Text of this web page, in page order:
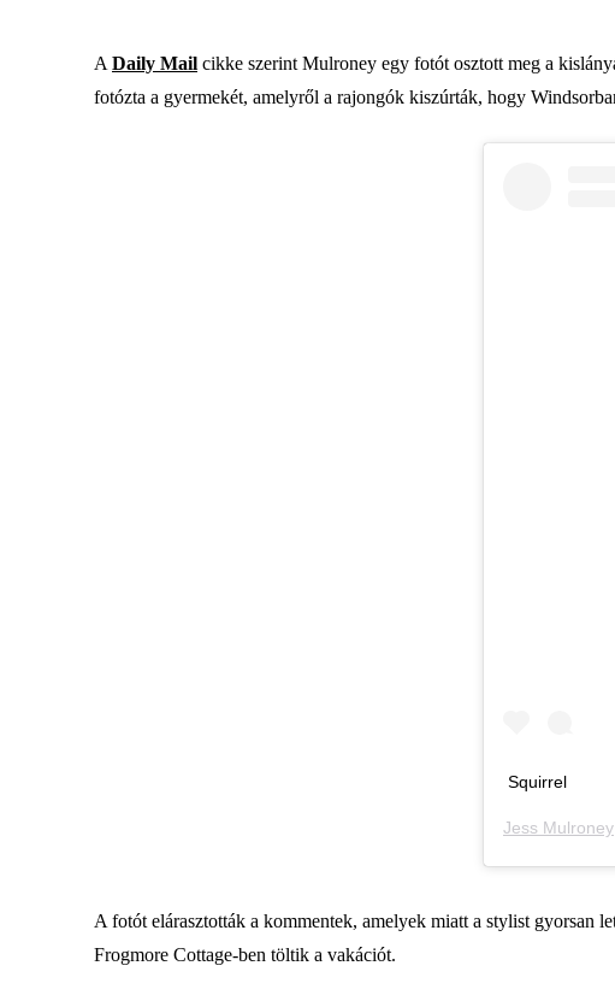
A Daily Mail cikke szerint Mulroney egy fotót osztott meg a
fotózta a gyermekét, amelyről a rajongók kiszúrták, hogy
Squirrel
Jess Mulroney
A fotót elárasztották a kommentek, amelyek miatt a stylist gyorsan
Frogmore Cottage-ben töltik a vakációt.